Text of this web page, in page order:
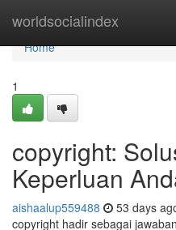
worldsocialindex
Home
Home
1
copyright:
Keperluan
aishaalup559488 53 days
copyright hadir sebagai